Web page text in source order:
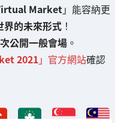
Market」能容納更
界的未來形式 ！
公開一般會場 。
2021」官方網站確認